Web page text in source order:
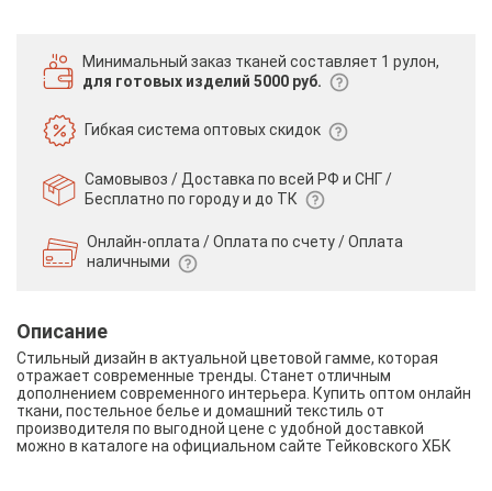
Минимальный заказ тканей составляет 1 рулон,
для готовых изделий 5000 руб.
Гибкая системаоптовых скидок
Самовывоз / Доставка по всей РФ и СНГ /
Бесплатно по городу и до ТК
Онлайн-оплата / Оплата по счету /Оплата
наличными
Описание
Стильный дизайн в актуальной цветовой гамме, которая
отражает современные тренды. Станет отличным
дополнением современного интерьера. Купить оптом онлайн
ткани, постельное белье и домашний текстиль от
производителя по выгодной цене с удобной доставкой
можно в каталоге на официальном сайте Тейковского ХБК